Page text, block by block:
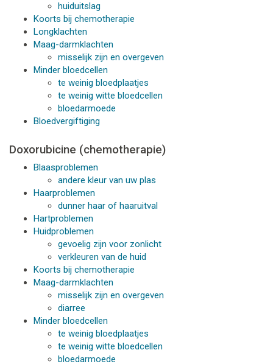
huiduitslag
Koorts bij chemotherapie
Longklachten
Maag-darmklachten
misselijk zijn en overgeven
Minder bloedcellen
te weinig bloedplaatjes
te weinig witte bloedcellen
bloedarmoede
Bloedvergiftiging
Doxorubicine (chemotherapie)
Blaasproblemen
andere kleur van uw plas
Haarproblemen
dunner haar of haaruitval
Hartproblemen
Huidproblemen
gevoelig zijn voor zonlicht
verkleuren van de huid
Koorts bij chemotherapie
Maag-darmklachten
misselijk zijn en overgeven
diarree
Minder bloedcellen
te weinig bloedplaatjes
te weinig witte bloedcellen
bloedarmoede